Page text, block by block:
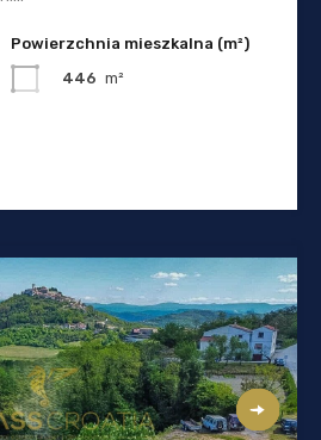
Powierzchnia mieszkalna (m²)
446 m²